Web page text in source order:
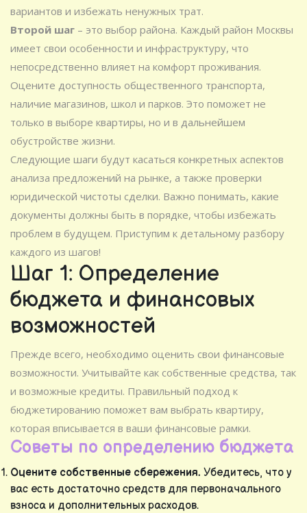
вариантов и избежать ненужных трат.
Второй шаг – это выбор района. Каждый район Москвы
имеет свои особенности и инфраструктуру, что
непосредственно влияет на комфорт проживания.
Оцените доступность общественного транспорта,
наличие магазинов, школ и парков. Это поможет не
только в выборе квартиры, но и в дальнейшем
обустройстве жизни.
Следующие шаги будут касаться конкретных аспектов
анализа предложений на рынке, а также проверки
юридической чистоты сделки. Важно понимать, какие
документы должны быть в порядке, чтобы избежать
проблем в будущем. Приступим к детальному разбору
каждого из шагов!
Шаг 1: Определение
бюджета и финансовых
возможностей
Прежде всего, необходимо оценить свои финансовые
возможности. Учитывайте как собственные средства, так
и возможные кредиты. Правильный подход к
бюджетированию поможет вам выбрать квартиру,
которая вписывается в ваши финансовые рамки.
Советы по определению бюджета
Оцените собственные сбережения. Убедитесь, что у
вас есть достаточно средств для первоначального
взноса и дополнительных расходов.